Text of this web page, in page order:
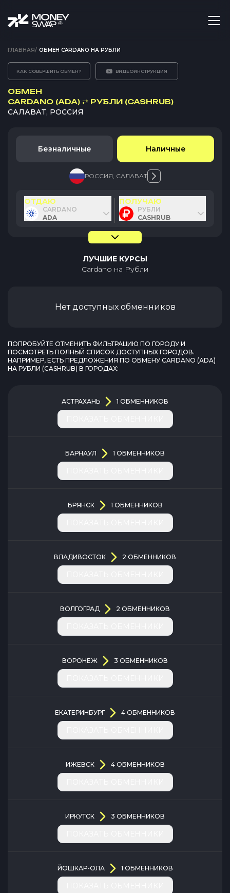
ГЛАВНАЯ/ ОБМЕН CARDANO НА РУБЛИ
КАК СОВЕРШИТЬ ОБМЕН? ВИДЕОИНСТРУКЦИЯ
ОБМЕН
CARDANO (ADA) ⇄ РУБЛИ (CASHRUB)
САЛАВАТ, РОССИЯ
Безналичные Наличные
РОССИЯ, САЛАВАТ
ОТДАЮ
CARDANO
ADA
ПОЛУЧАЮ
РУБЛИ
CASHRUB
ЛУЧШИЕ КУРСЫ
Cardano на Рубли
Нет доступных обменников
ПОПРОБУЙТЕ ОТМЕНИТЬ ФИЛЬТРАЦИЮ ПО ГОРОДУ И
ПОСМОТРЕТЬ ПОЛНЫЙ СПИСОК ДОСТУПНЫХ ГОРОДОВ.
НАПРИМЕР, ЕСТЬ ПРЕДЛОЖЕНИЯ ПО ОБМЕНУ CARDANO (ADA)
НА РУБЛИ (CASHRUB) В ГОРОДАХ:
АСТРАХАНЬ 1 ОБМЕННИКОВ
БАРНАУЛ 1 ОБМЕННИКОВ
БРЯНСК 1 ОБМЕННИКОВ
ВЛАДИВОСТОК 2 ОБМЕННИКОВ
ВОЛГОГРАД 2 ОБМЕННИКОВ
ВОРОНЕЖ 3 ОБМЕННИКОВ
ЕКАТЕРИНБУРГ 4 ОБМЕННИКОВ
ИЖЕВСК 4ОБМЕННИКОВ
ИРКУТСК 3 ОБМЕННИКОВ
ЙОШКАР-ОЛА 1 ОБМЕННИКОВ